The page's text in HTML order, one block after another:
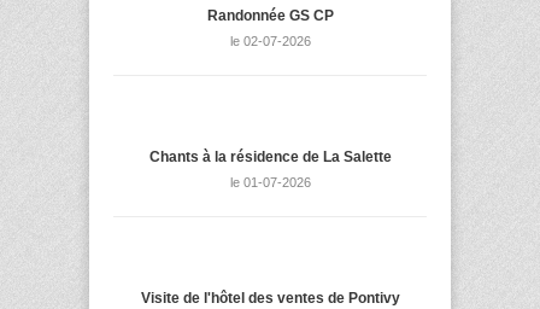
Randonnée GS CP
le 02-07-2026
Chants à la résidence de La Salette
le 01-07-2026
Visite de l'hôtel des ventes de Pontivy